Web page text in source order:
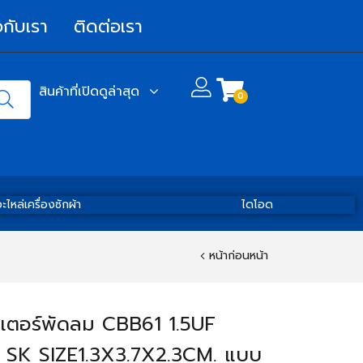
บเรา ติดต่อเรา
สินค้าที่เปิดดูล่าสุด 0
ไหล่เครื่องซักผ้า ไดโอด
หน้าก่อนหน้า
ตอร์พัดลม CBB61 1.5UF
SIZE1.3X3.7X2.3CM. แบบ